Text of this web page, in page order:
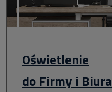
Oświetlenie
do Firmy i Biura